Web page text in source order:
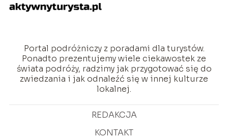
Portal podróżniczy z poradami dla turystów.
Ponadto prezentujemy wiele ciekawostek ze
świata podróży, radzimy jak przygotować się do
zwiedzania i jak odnaleźć się w innej kulturze
lokalnej.
REDAKCJA
KONTAKT